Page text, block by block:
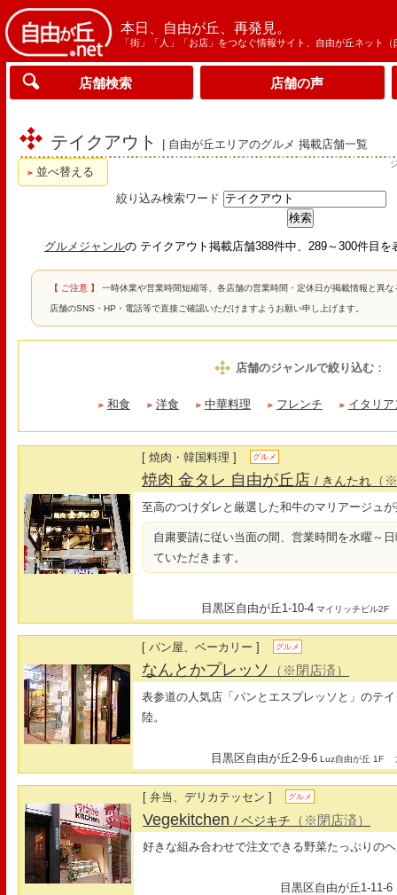
本日、自由が丘、再発見。
「街」「人」「お店」をつなぐ情報サイト、自由が丘ネット（
店舗検索 店舗の声
テイクアウト | 自由が丘エリアのグルメ 掲載店舗一覧
並べ替える
絞り込み検索ワード
グルメジャンルの テイクアウト掲載店舗388件中、289～300件目
【 ご注意 】 一時休業や営業時間短縮等、各店舗の営業時間・定休日が掲載情報と異
店舗のSNS・HP・電話等で直接ご確認いただけますようお願い申し上げます。
店舗のジャンルで絞り込む ：
和食 洋食 中華料理 フレンチ イタリア
[ 焼肉・韓国料理 ] グルメ
焼肉 金タレ 自由が丘店/ きんたれ （
至高のつけダレと厳選した和牛のマリアージュ
自粛要請に従い当面の間、営業時間を水曜～
ていただきます。
目黒区自由が丘1-10-4 マイリッチビル2F
[ パン屋、ベーカリー ] グルメ
なんとかプレッソ （※閉店済）
表参道の人気店「パンとエスプレッソと」のテ
陸。
目黒区自由が丘2-9-6 Luz自由が丘 1F
[ 弁当、デリカテッセン ] グルメ
Vegekitchen/ ベジキチ （※閉店済）
好きな組み合わせで注文できる野菜たっぷりの
目黒区自由が丘1-11-6